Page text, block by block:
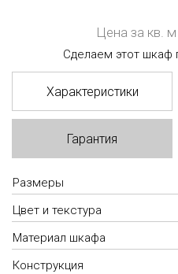
Цена за кв.
Сделаем этот
Характеристики
Гарантия
Размеры
Цвет и текстура
Материал шкафа
Конструкция